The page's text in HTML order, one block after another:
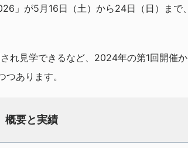
」が5月16日（土）から24日（日）まで
れ見学できるなど、2024年の第1回開催
あります。
概要と実績